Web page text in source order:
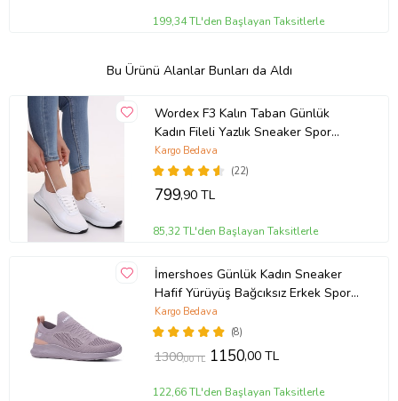
199,34 TL'den Başlayan Taksitlerle
Bu Ürünü Alanlar Bunları da Aldı
Wordex F3 Kalın Taban Günlük
Kadın Fileli Yazlık Sneaker Spor
Ayakkabı (Beyaz)
(22)
Kargo Bedava
799,90 TL
85,32 TL'den Başlayan Taksitlerle
İmershoes Günlük Kadın Sneaker
Hafif Yürüyüş Bağcıksız Erkek Spor
Ayakkabı 041F (Lila)
(8)
Kargo Bedava
1300,00 TL 1150,00 TL
122,66 TL'den Başlayan Taksitlerle